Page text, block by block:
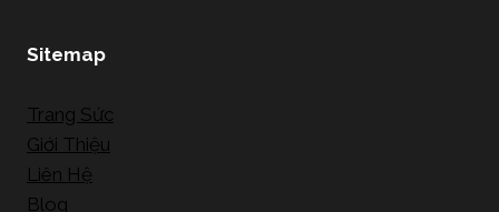
Sitemap
Trang Sức
Giới Thiệu
Liên Hệ
Blog